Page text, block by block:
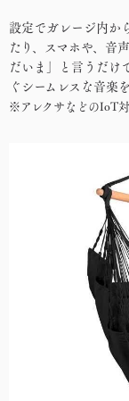
設定でガレージ内か
たり、スマホや、音
だいま」と言うだけ
ぐシームレスな音楽
※アレクサなどのIoT対